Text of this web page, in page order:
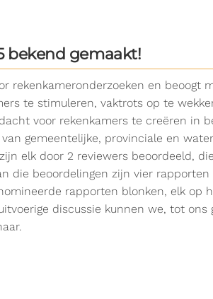
bekend gemaakt!
rekenkameronderzoeken en beoogt
te stimuleren, vaktrots op te
voor rekenkamers te creëren in
gemeentelijke, provinciale en
elk door 2 reviewers beoordeeld,
die beoordelingen zijn vier
rapporten blonken, elk op
discussie kunnen we, tot ons